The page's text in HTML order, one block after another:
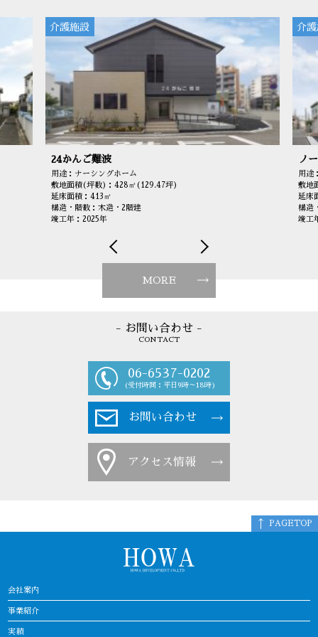
介護施設
24かんご難波
用途：ナーシングホーム
敷地面積(坪数)：428㎡(129.47坪)
延床面積：413㎡
構造・階数：木造・2階建
竣工年：2025年
介
ノ
用途
敷地
延床
構造
竣工
MORE
- お問い合わせ -
CONTACT
06-6537-0202
(受付時間：平日9時～18時)
お問い合わせ
アクセス情報
会社案内
事業紹介
実績
PAGETOP